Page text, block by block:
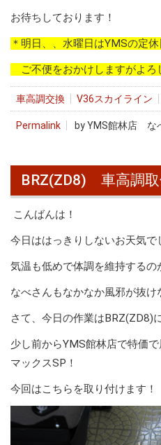
お待ちしております！
＊明日、、水曜日はYMSの定休
ご不便をおかけしますがよろ
車高調交換 V36スカイライン
Permalink by YMS館林店 な
BRZ(ZD8) 車高調取
こんばんは！
今日ははっきりしないお天気で
気温も低めで体調を維持するの
なべさんもなかなか風邪が抜け
さて、今日の作業はBRZ(ZD8)
少し前からYMS館林店で特価
マックスSP！
今回はこちらを取り付けます！